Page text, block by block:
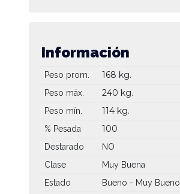
Información
Peso prom. 168 kg.
Peso máx. 240 kg.
Peso mín. 114 kg.
% Pesada 100
Destarado
NO
Clase
Muy Buena
Estado
Bueno - Muy Bueno